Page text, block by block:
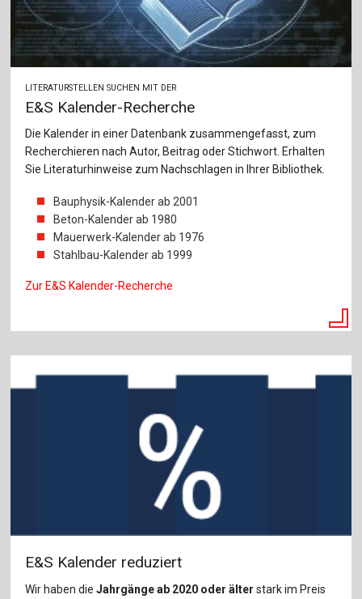
LITERATURSTELLEN SUCHEN MIT DER
E&S Kalender-Recherche
Die Kalender in einer Datenbank zusammengefasst, zum
Recherchieren nach Autor, Beitrag oder Stichwort. Erhalten
Sie Literaturhinweise zum Nachschlagen in Ihrer Bibliothek.
Bauphysik-Kalender ab 2001
Beton-Kalender ab 1980
Mauerwerk-Kalender ab 1976
Stahlbau-Kalender ab 1999
Zur E&S Kalender-Recherche
E&S Kalender reduziert
Wir haben die Jahrgänge ab 2020 oder älter stark im Preis